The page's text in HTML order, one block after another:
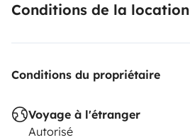
Conditions de la location
Conditions du propriétaire
Voyage à l'étranger
Autorisé